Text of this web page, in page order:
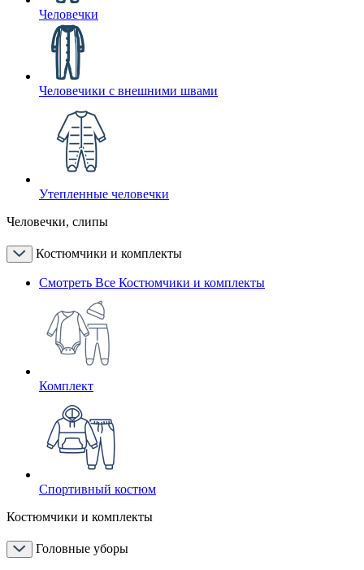
Человечки
Человечики с внешними швами
Утепленные человечки
Человечки, слипы
Костюмчики и комплекты
Смотреть Все Костюмчики и комплекты
Комплект
Спортивный костюм
Костюмчики и комплекты
Головные уборы